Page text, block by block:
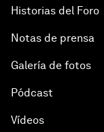
Historias del Foro
Notas de prensa
Galería de fotos
Pódcast
Vídeos